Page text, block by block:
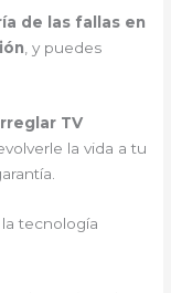
de las fallas en
, y puedes
TV
la vida a tu
tecnología